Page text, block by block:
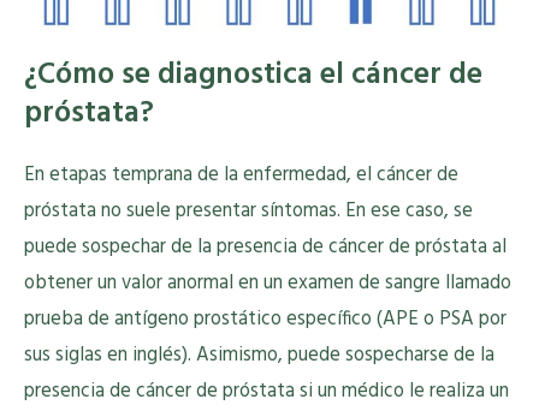
¿Cómo se diagnostica el cáncer de
próstata?
En etapas temprana de la enfermedad, el cáncer de
próstata no suele presentar síntomas. En ese caso, se
puede sospechar de la presencia de cáncer de próstata al
obtener un valor anormal en un examen de sangre llamado
prueba de antígeno prostático específico (APE o PSA por
sus siglas en inglés). Asimismo, puede sospecharse de la
presencia de cáncer de próstata si un médico le realiza un